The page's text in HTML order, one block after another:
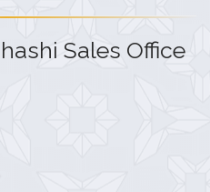
Sales Office